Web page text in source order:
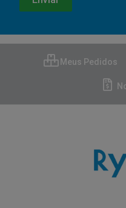
Meus Pedidos